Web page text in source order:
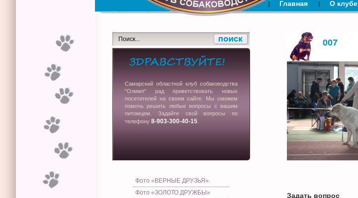
Главная О клубе
Самарский областной клуб собаководства
"Олимп" рад приветствовать новых
посетителей на своем сайте. Мы сможем
помочь решить любые вопросы с вашим
питомцем. Задайте свой вопросы по
телефону 8-903-300-40-15
Фото «ВЕРНЫЕ ДРУЗЬЯ»
Фото «ЗОЛОТО ДРУЖБЫ»
007
Задать вопрос